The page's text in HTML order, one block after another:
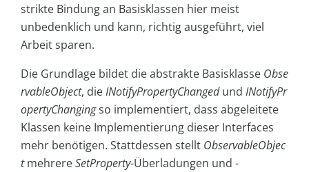
strikte Bindung an Basisklassen hier meist
unbedenklich und kann, richtig ausgeführt, viel
Arbeit sparen.
Die Grundlage bildet die abstrakte Basisklasse Obse
rvableObject, dieINotifyPropertyChangedund INotifyPr
opertyChangingso implementiert, dass abgeleitete
Klassen keine Implementierung dieser Interfaces
mehr benötigen. Stattdessen stellt ObservableObjec
tmehrereSetProperty-Überladungen und -